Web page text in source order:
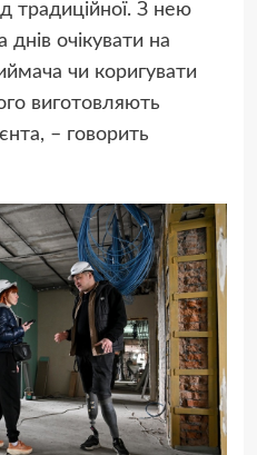
традиційної. З нею
днів очікувати на
чи коригувати
виготовляють
– говорить